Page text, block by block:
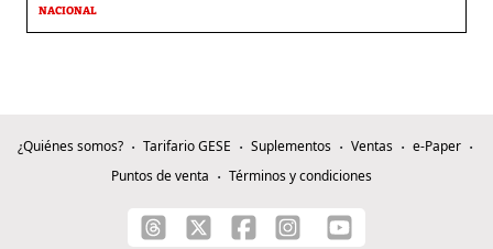
NACIONAL
¿Quiénes somos? Tarifario GESE Suplementos Ventas
e-Paper
Puntos de venta
Términos y condiciones